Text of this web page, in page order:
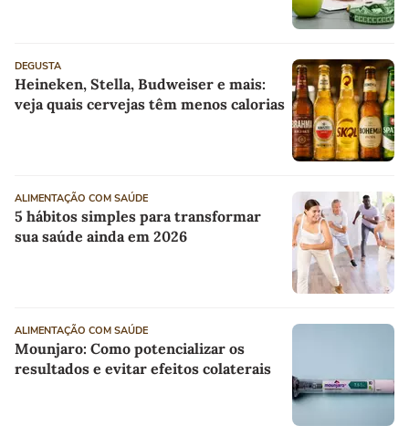
DEGUSTA
Heineken, Stella, Budweiser e mais:
veja quais cervejas têm menos calorias
ALIMENTAÇÃO COM SAÚDE
5 hábitos simples para transformar
sua saúde ainda em 2026
ALIMENTAÇÃO COM SAÚDE
Mounjaro: Como potencializar os
resultados e evitar efeitos colaterais